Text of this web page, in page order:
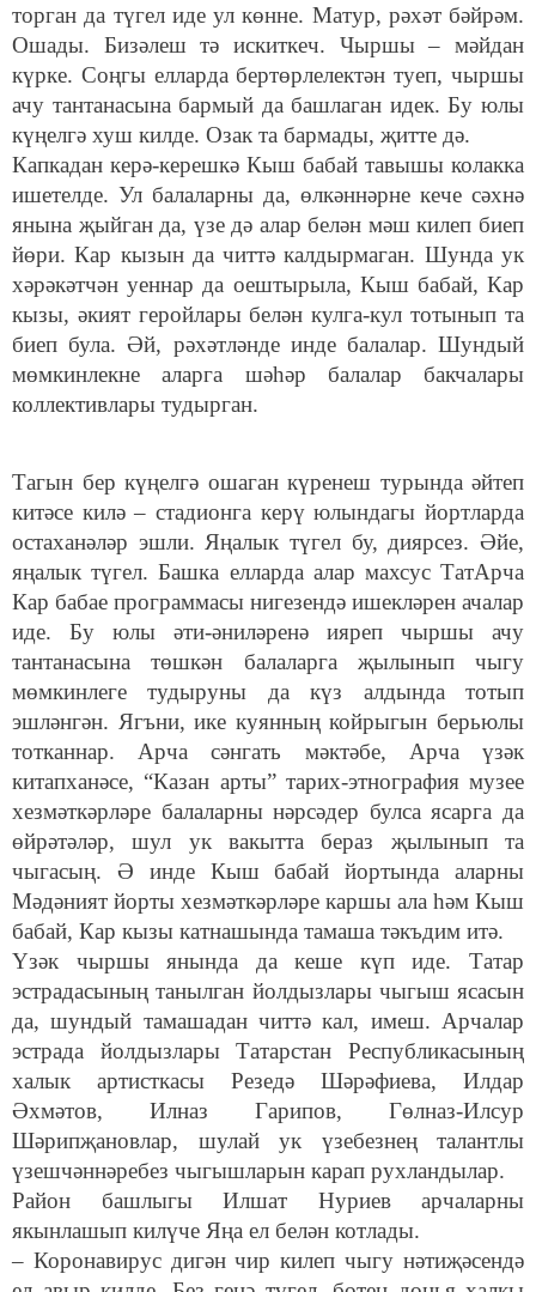
торган да түгел иде ул көнне. Матур, рәхәт бәйрәм.
Ошады. Бизәлеш тә искиткеч. Чыршы – мәйдан
күрке. Соңгы елларда бертөрлелектән туеп, чыршы
ачу тантанасына бармый да башлаган идек. Бу юлы
күңелгә хуш килде. Озак та бармады, җитте дә.
Капкадан керә-керешкә Кыш бабай тавышы колакка
ишетелде. Ул балаларны да, өлкәннәрне кече сәхнә
янына җыйган да, үзе дә алар белән мәш килеп биеп
йөри. Кар кызын да читтә калдырмаган. Шунда ук
хәрәкәтчән уеннар да оештырыла, Кыш бабай, Кар
кызы, әкият геройлары белән кулга-кул тотынып та
биеп була. Әй, рәхәтләнде инде балалар. Шундый
мөмкинлекне аларга шәһәр балалар бакчалары
коллективлары тудырган.
Тагын бер күңелгә ошаган күренеш турында әйтеп
китәсе килә – стадионга керү юлындагы йортларда
остаханәләр эшли. Яңалык түгел бу, диярсез. Әйе,
яңалык түгел. Башка елларда алар махсус ТатАрча
Кар бабае программасы нигезендә ишекләрен ачалар
иде. Бу юлы әти-әниләренә ияреп чыршы ачу
тантанасына төшкән балаларга җылынып чыгу
мөмкинлеге тудыруны да күз алдында тотып
эшләнгән. Ягъни, ике куянның койрыгын берьюлы
тотканнар. Арча сәнгать мәктәбе, Арча үзәк
китапханәсе, “Казан арты” тарих-этнография музее
хезмәткәрләре балаларны нәрсәдер булса ясарга да
өйрәтәләр, шул ук вакытта бераз җылынып та
чыгасың. Ә инде Кыш бабай йортында аларны
Мәдәният йорты хезмәткәрләре каршы ала һәм Кыш
бабай, Кар кызы катнашында тамаша тәкъдим итә.
Үзәк чыршы янында да кеше күп иде. Татар
эстрадасының танылган йолдызлары чыгыш ясасын
да, шундый тамашадан читтә кал, имеш. Арчалар
эстрада йолдызлары Татарстан Республикасының
халык артисткасы Резедә Шәрәфиева, Илдар
Әхмәтов, Илназ Гарипов, Гөлназ-Илсур
Шәрипҗановлар, шулай ук үзебезнең талантлы
үзешчәннәребез чыгышларын карап рухландылар.
Район башлыгы Илшат Нуриев арчаларны
якынлашып килүче Яңа ел белән котлады.
– Коронавирус дигән чир килеп чыгу нәтиҗәсендә